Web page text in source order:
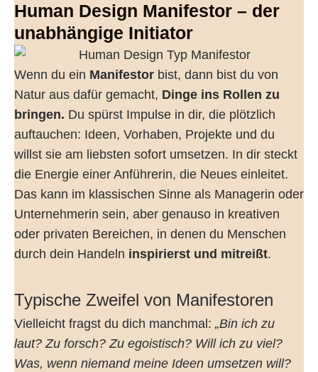
Human Design Manifestor – der
unabhängige Initiator
Wenn du ein Manifestor bist, dann bist du von
Natur aus dafür gemacht, Dinge ins Rollen zu
bringen. Du spürst Impulse in dir, die plötzlich
auftauchen: Ideen, Vorhaben, Projekte und du
willst sie am liebsten sofort umsetzen. In dir steckt
die Energie einer Anführerin, die Neues einleitet.
Das kann im klassischen Sinne als Managerin oder
Unternehmerin sein, aber genauso in kreativen
oder privaten Bereichen, in denen du Menschen
durch dein Handeln inspirierst und mitreißt.
Typische Zweifel von Manifestoren
Vielleicht fragst du dich manchmal: „Bin ich zu
laut? Zu forsch? Zu egoistisch? Will ich zu viel?
Was, wenn niemand meine Ideen umsetzen will?